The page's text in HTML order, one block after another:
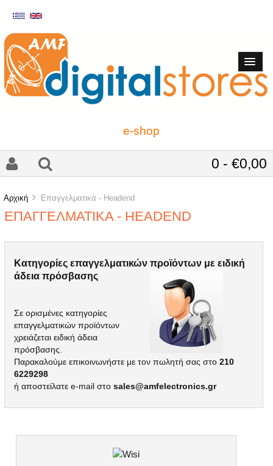
e-shop
0 - €0,00
Αρχική Επαγγελματικά - Headend
ΕΠΑΓΓΕΛΜΑΤΙΚΆ - HEADEND
Kατηγορίες επαγγελματικών προϊόντων με ειδική
άδεια πρόσβασης
Σε ορισμένες κατηγορίες
επαγγελματικών προϊόντων
χρειάζεται ειδική άδεια
πρόσβασης.
Παρακαλούμε επικοινωνήστε με τον πωλητή σας στο 210
6229298
ή αποστείλατε e-mail στο sales@amfelectronics.gr